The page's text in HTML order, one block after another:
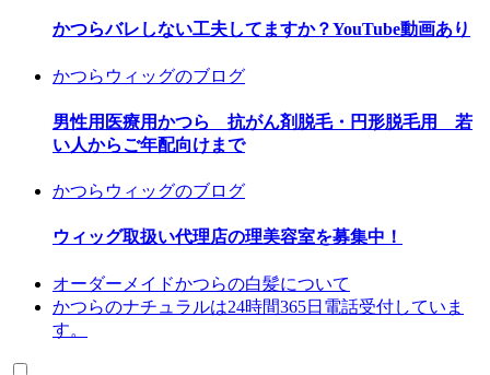
かつらバレしない工夫してますか？YouTube動画あり
かつらウィッグのブログ
男性用医療用かつら 抗がん剤脱毛・円形脱毛用 若
い人からご年配向けまで
かつらウィッグのブログ
ウィッグ取扱い代理店の理美容室を募集中！
オーダーメイドかつらの白髪について
かつらのナチュラルは24時間365日電話受付していま
す。